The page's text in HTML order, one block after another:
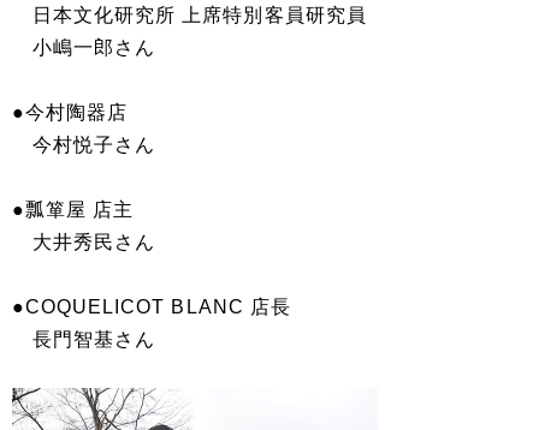
日本文化研究所 上席特別客員研究員
小嶋一郎さん
●今村陶器店
今村悦子さん
●瓢箪屋 店主
大井秀民さん
●COQUELICOT BLANC 店長
長門智基さん